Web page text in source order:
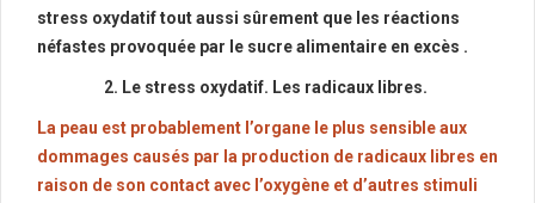
stress oxydatif tout aussi sûrement que les réactions
néfastes provoquée par le sucre alimentaire en excès .
2. Le stress oxydatif. Les radicaux libres.
La peau est probablement l’organe le plus sensible aux
dommages causés par la production de radicaux libres en
raison de son contact avec l’oxygène et d’autres stimuli